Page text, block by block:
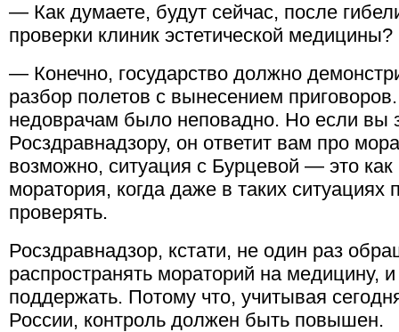
— Как думаете, будут сейчас, после
проверки клиник эстетической медицины?
— Конечно, государство должно
разбор полетов с вынесением
недоврачам было неповадно. Но если вы
Росздравнадзору, он ответит вам про
возможно, ситуация c Бурцевой — это как
моратория, когда даже в таких
проверять.
Росздравнадзор, кстати, не один раз
распространять мораторий на медицину,
поддержать. Потому что, учитывая
России, контроль должен быть повышен.